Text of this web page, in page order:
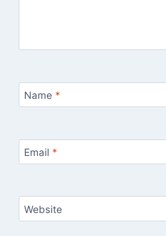
Name *
Email *
Website